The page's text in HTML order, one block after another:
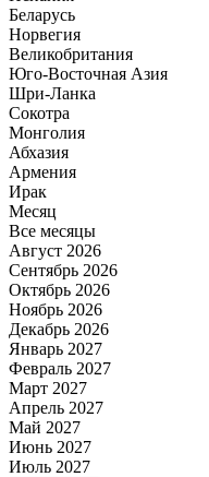
Беларусь
Норвегия
Великобритания
Юго-Восточная Азия
Шри-Ланка
Сокотра
Монголия
Абхазия
Армения
Ирак
Месяц
Все месяцы
Август 2026
Сентябрь 2026
Октябрь 2026
Ноябрь 2026
Декабрь 2026
Январь 2027
Февраль 2027
Март 2027
Апрель 2027
Май 2027
Июнь 2027
Июль 2027